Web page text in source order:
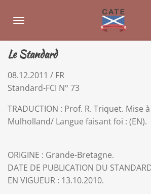
au
principal
Le Standard
08.12.2011 / FR
Standard-FCI N° 73
TRADUCTION : Prof. R. Triquet. Mise
Mulholland/ Langue faisant foi : (EN).
ORIGINE : Grande-Bretagne.
DATE DE PUBLICATION DU
EN VIGUEUR : 13.10.2010.